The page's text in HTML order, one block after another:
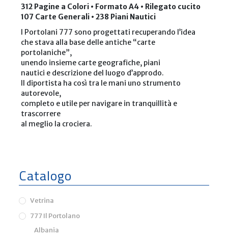
312 Pagine a Colori • Formato A4 • Rilegato cucito
107 Carte Generali • 238 Piani Nautici
I Portolani 777 sono progettati recuperando l’idea
che stava alla base delle antiche “carte
portolaniche”,
unendo insieme carte geografiche, piani
nautici e descrizione del luogo d’approdo.
Il diportista ha così tra le mani uno strumento
autorevole,
completo e utile per navigare in tranquillità e
trascorrere
al meglio la crociera.
Catalogo
Vetrina
777 Il Portolano
Albania